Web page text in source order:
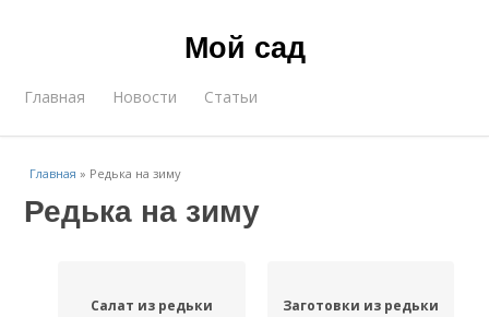
Мой сад
Главная Новости Статьи
Главная » Редька на зиму
Редька на зиму
Салат из редьки Заготовки из редьки